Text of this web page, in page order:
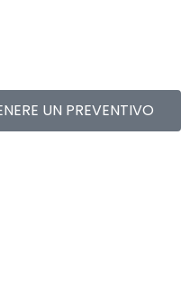
UN PREVENTIVO